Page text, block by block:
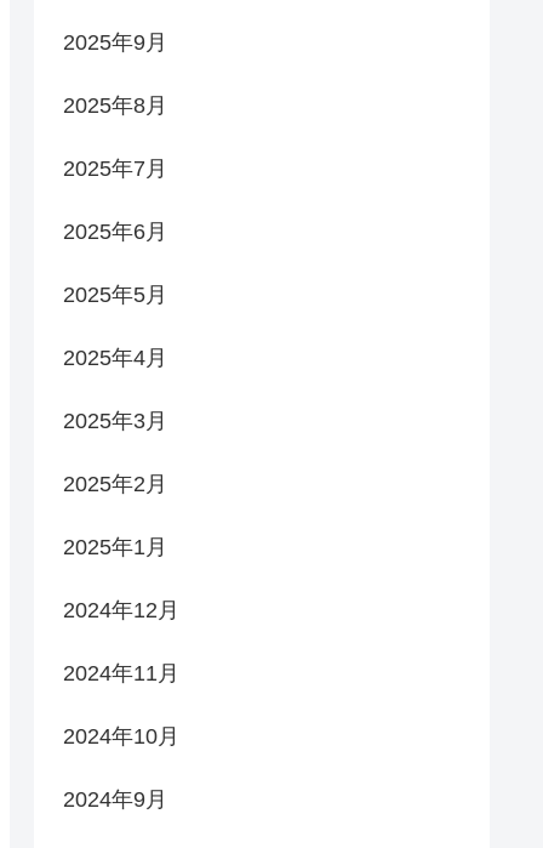
2025年9月
2025年8月
2025年7月
2025年6月
2025年5月
2025年4月
2025年3月
2025年2月
2025年1月
2024年12月
2024年11月
2024年10月
2024年9月